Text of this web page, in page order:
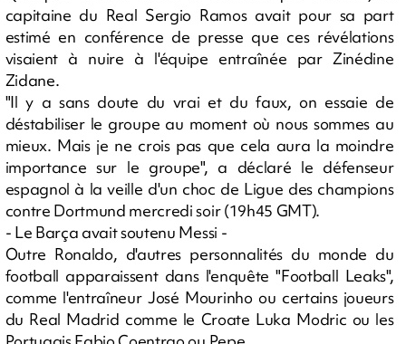
capitaine du Real Sergio Ramos avait pour sa part
estimé en conférence de presse que ces révélations
visaient à nuire à l'équipe entraînée par Zinédine
Zidane.
"Il y a sans doute du vrai et du faux, on essaie de
déstabiliser le groupe au moment où nous sommes au
mieux. Mais je ne crois pas que cela aura la moindre
importance sur le groupe", a déclaré le défenseur
espagnol à la veille d'un choc de Ligue des champions
contre Dortmund mercredi soir (19h45 GMT).
- Le Barça avait soutenu Messi -
Outre Ronaldo, d'autres personnalités du monde du
football apparaissent dans l'enquête "Football Leaks",
comme l'entraîneur José Mourinho ou certains joueurs
du Real Madrid comme le Croate Luka Modric ou les